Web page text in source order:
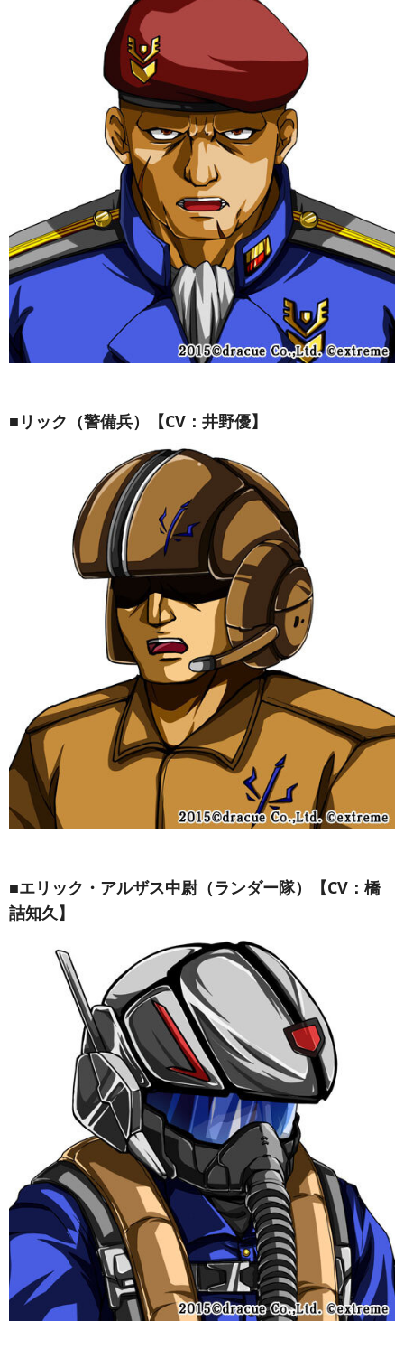
■リック（警備兵）【CV：井野優】
■エリック・アルザス中尉（ランダー隊）【CV：橋
詰知久】